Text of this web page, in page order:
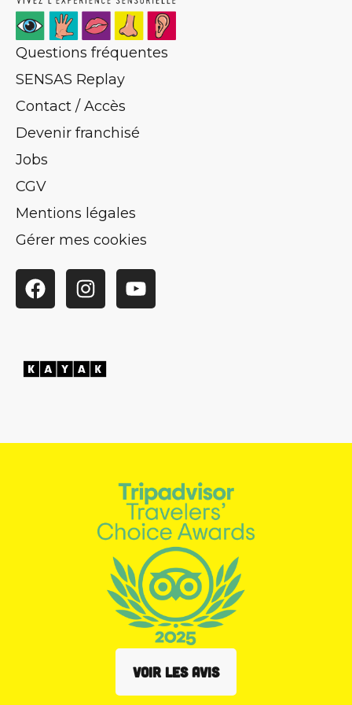
Questions fréquentes
SENSAS Replay
Contact / Accès
Devenir franchisé
Jobs
CGV
Mentions légales
Gérer mes cookies
FacebookInstagramYouTube
VOIR LES AVIS